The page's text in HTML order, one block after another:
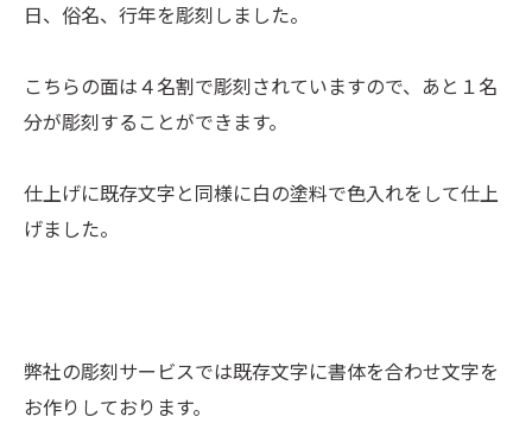
日、俗名、行年を彫刻しました。
こちらの面は４名割で彫刻されていますので、あと１名
分が彫刻することができます。
仕上げに既存文字と同様に白の塗料で色入れをして仕上
げました。
弊社の彫刻サービスでは既存文字に書体を合わせ文字を
お作りしております。